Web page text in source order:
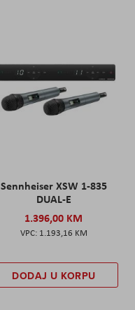
Sennheiser XSW 1-835
DUAL-E
1.396,00 KM
1.193,16 KM
DODAJ U KORPU